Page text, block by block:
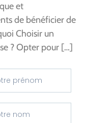
et
de bénéficier de
Choisir un
? Opter pour […]